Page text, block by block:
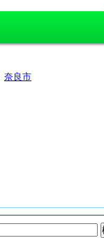
奈良市